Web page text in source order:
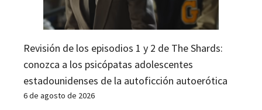
Revisión de los episodios 1 y 2 de The Shards:
conozca a los psicópatas adolescentes
estadounidenses de la autoficción autoerótica
6 de agosto de 2026